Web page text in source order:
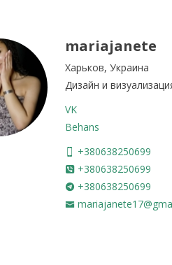
mariajanete
Харьков, Украина
Дизайн и
VK
Behans
+380638250699
+380638250699
+380638250699